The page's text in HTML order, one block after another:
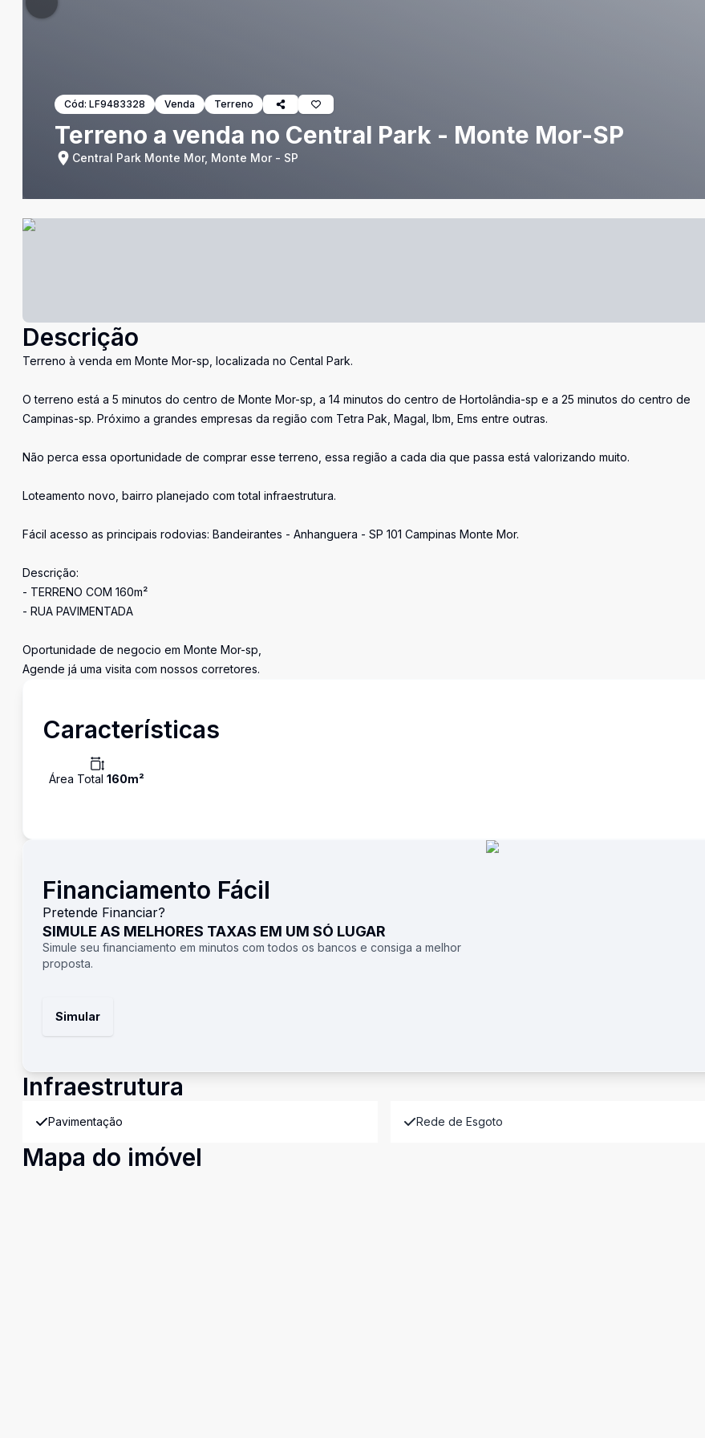
Cód: LF9483328 Venda Terreno
Terreno a venda no Central Park - Monte Mor-SP
Central Park Monte Mor, Monte Mor - SP
Descrição
Terreno à venda em Monte Mor-sp, localizada no Cental Park.
O terreno está a 5 minutos do centro de Monte Mor-sp, a 14 minutos do centro de Hortolândia-sp e a 25 minutos do centro de
Campinas-sp. Próximo a grandes empresas da região com Tetra Pak, Magal, Ibm, Ems entre outras.
Não perca essa oportunidade de comprar esse terreno, essa região a cada dia que passa está valorizando muito.
Loteamento novo, bairro planejado com total infraestrutura.
Fácil acesso as principais rodovias: Bandeirantes - Anhanguera - SP 101 Campinas Monte Mor.
Descrição:
- TERRENO COM 160m²
- RUA PAVIMENTADA
Oportunidade de negocio em Monte Mor-sp,
Agende já uma visita com nossos corretores.
Características
Área Total 160m²
Financiamento Fácil
Pretende Financiar?
SIMULE AS MELHORES TAXAS EM UM SÓ LUGAR
Simule seu financiamento em minutos com todos os bancos e consiga a melhor
proposta.
Simular
Infraestrutura
Pavimentação Rede de Esgoto
Mapa do imóvel